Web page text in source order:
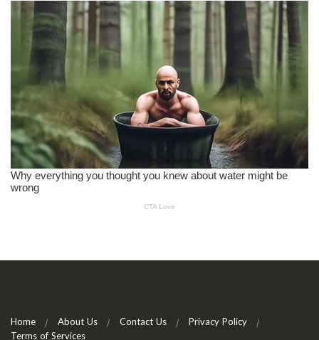
Home About Us Contact Us
Privacy Policy
Terms of Services